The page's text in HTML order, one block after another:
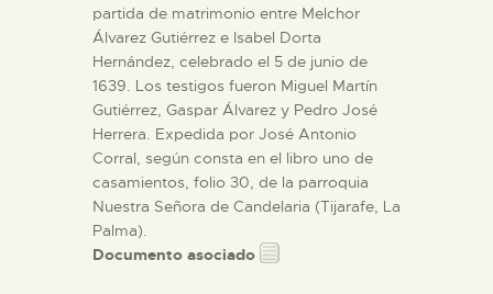
partida de matrimonio entre Melchor
Álvarez Gutiérrez e Isabel Dorta
Hernández, celebrado el 5 de junio de
1639. Los testigos fueron Miguel Martín
Gutiérrez, Gaspar Álvarez y Pedro José
Herrera. Expedida por José Antonio
Corral, según consta en el libro uno de
casamientos, folio 30, de la parroquia
Nuestra Señora de Candelaria (Tijarafe, La
Palma).
Documento asociado